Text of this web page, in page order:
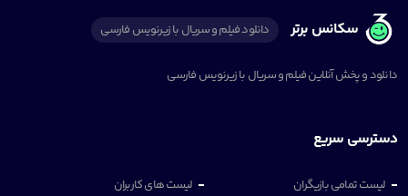
سکانس برتر دانلود فیلم و سریال با زیرنویس فارسی
دانلود و پخش آنلاین فیلم و سریال با زیرنویس فارسی
دسترسی سریع
لیست تمامی بازیگران
لیست های کاربران